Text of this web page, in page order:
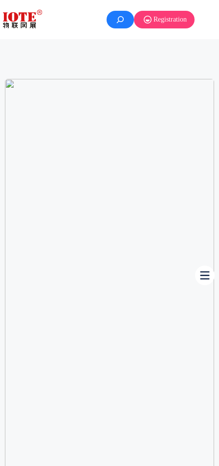
Registration